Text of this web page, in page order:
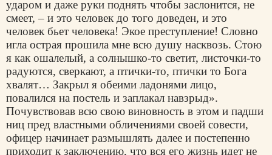
ударом и даже руки поднять чтобы заслонится, не
смеет, – и это человек до того доведен, и это
человек бьет человека! Экое преступление! Словно
игла острая прошила мне всю душу насквозь. Стою
я как ошалелый, а солнышко-то светит, листочки-то
радуются, сверкают, а птички-то, птички то Бога
хвалят… Закрыл я обеими ладонями лицо,
повалился на постель и заплакал навзрыд».
Почувствовав всю свою виновность в этом и падши
ниц пред властными обличениями своей совести,
офицер начинает размышлять далее и постепенно
приходит к заключению, что вся его жизнь идет не